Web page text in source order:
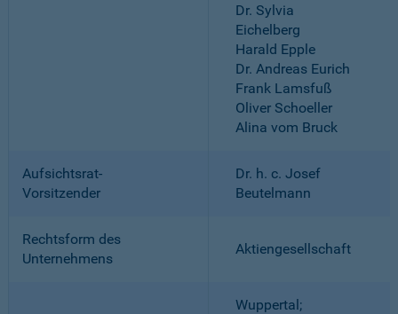
Dr. Sylvia
Eichelberg
Harald Epple
Dr. Andreas Eurich
Frank Lamsfuß
Oliver Schoeller
Alina vom Bruck
Aufsichtsrat-
Vorsitzender
Dr. h. c. Josef
Beutelmann
Rechtsform des
Unternehmens
Aktiengesellschaft
Wuppertal;